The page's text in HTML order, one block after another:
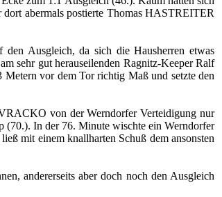
abermals postierte Thomas HASTREITER
Ausgleich, da sich die Hausherren etwas
sehr gut herauseilenden Ragnitz-Keeper Ralf
vor dem Tor richtig Maß und setzte den
von der Werndorfer Verteidigung nur
(70.). In der 76. Minute wischte ein Werndorfer
mit einem knallharten Schuß dem ansonsten
andererseits aber doch noch den Ausgleich